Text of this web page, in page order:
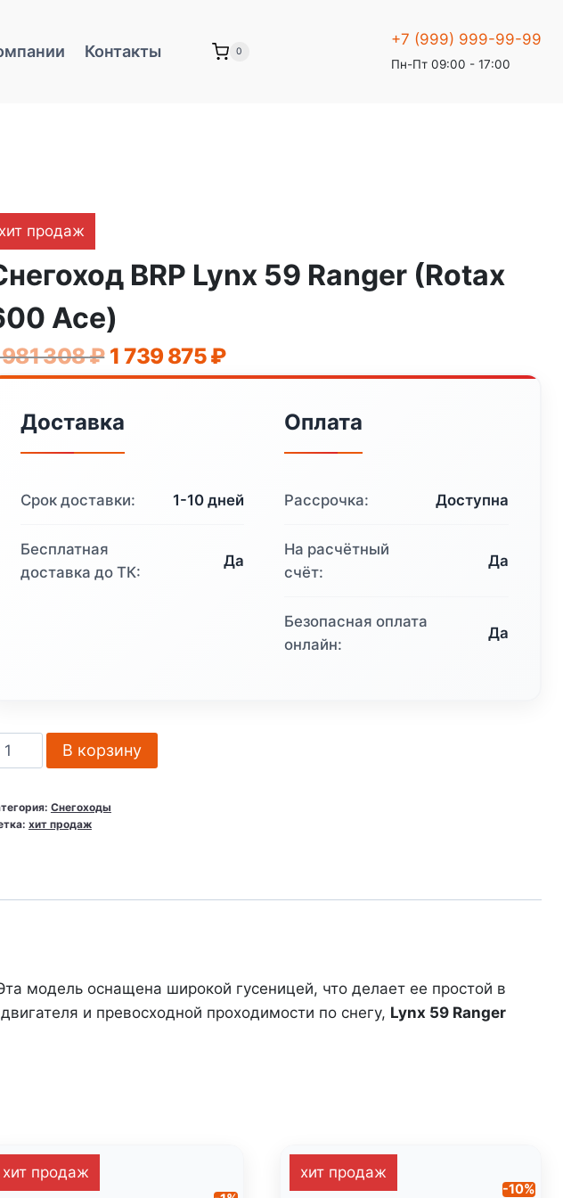
Контакты 0
+7 (999) 999-99-99
Пн-Пт 09:00 - 17:00
хит продаж
BRP Lynx 59 Ranger (Rotax
Ace)
981 308₽ Первоначальная
цена
составляла
308 ₽.
1 739 875₽Текущая
цена:
Доставка
Срок доставки: 1-10 дней
Бесплатная
доставка до ТК:
Да
Оплата
Рассрочка: Доступна
На расчётный
счёт:
Да
Безопасная оплата
онлайн:
Да
В корзину
Снегоходы
хит продаж
модель оснащена широкой гусеницей, что делает ее простой в
и превосходной проходимости по снегу, Lynx 59 Ranger
хит продаж хит продаж
-10%